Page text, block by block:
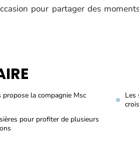
pour partager des
la compagnie Msc
Les
pour profiter de plusieurs